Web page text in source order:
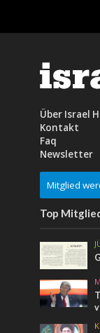
Über Israel
Kontakt
Faq
Newsletter
Mitglied
Top